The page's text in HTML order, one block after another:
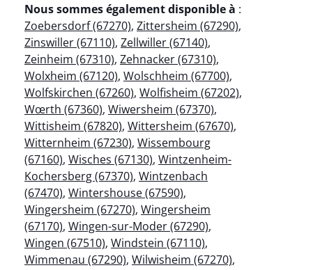
Nous sommes également disponible à :
Zoebersdorf (67270), Zittersheim (67290),
Zinswiller (67110), Zellwiller (67140),
Zeinheim (67310), Zehnacker (67310),
Wolxheim (67120), Wolschheim (67700),
Wolfskirchen (67260), Wolfisheim (67202),
Wœrth (67360), Wiwersheim (67370),
Wittisheim (67820), Wittersheim (67670),
Witternheim (67230), Wissembourg
(67160), Wisches (67130), Wintzenheim-
Kochersberg (67370), Wintzenbach
(67470), Wintershouse (67590),
Wingersheim (67270), Wingersheim
(67170), Wingen-sur-Moder (67290),
Wingen (67510), Windstein (67110),
Wimmenau (67290), Wilwisheim (67270),